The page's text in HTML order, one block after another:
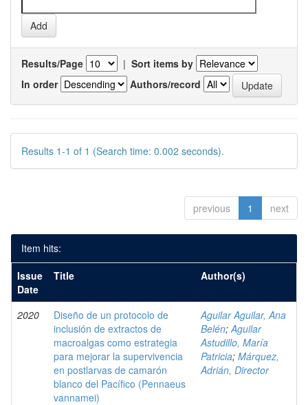
Results/Page | Sort items by
In order
Authors/record
Results 1-1 of 1 (Search time: 0.002 seconds).
previous 1 next
Item hits:
Issue
Date
Title Author(s)
2020
Diseño de un protocolo de
inclusión de extractos de
macroalgas como estrategia
para mejorar la supervivencia
en postlarvas de camarón
blanco del Pacífico (Pennaeus
vannamei)
Aguilar Aguilar, Ana
Belén;Aguilar
Astudillo, María
Patricia; Márquez,
Adrián, Director